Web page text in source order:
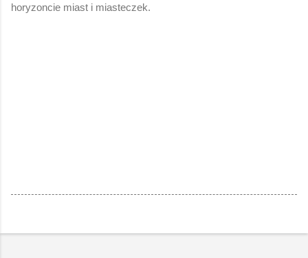
horyzoncie miast i miasteczek.